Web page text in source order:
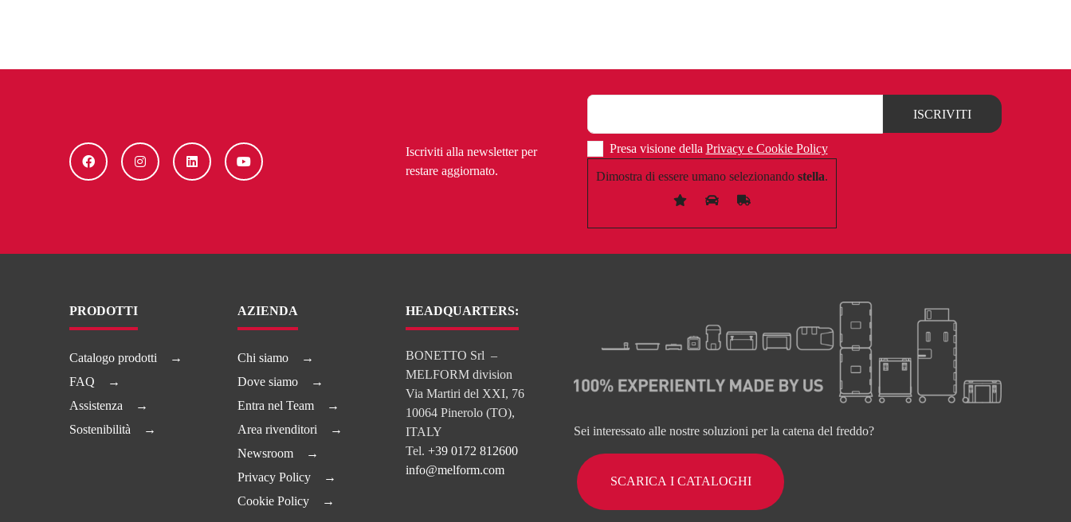
Iscriviti alla newsletter per
restare aggiornato.
Presa visione della Privacy e Cookie Policy
Dimostra di essere umano selezionandostella.
PRODOTTI
Catalogo prodotti
FAQ
Assistenza
Sostenibilità
AZIENDA
Chi siamo
Dove siamo
Entra nel Team
Area rivenditori
Newsroom
Privacy Policy
Cookie Policy
HEADQUARTERS:
BONETTO Srl –
MELFORM division
Via Martiri del XXI, 76
10064 Pinerolo (TO),
ITALY
Tel. +39 0172 812600
info@melform.com
Sei interessato alle nostre soluzioni per la catena del freddo?
SCARICA I CATALOGHI